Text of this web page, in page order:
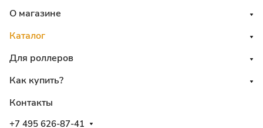
О магазине
Каталог
Для роллеров
Как купить?
Контакты
+7 495 626-87-41